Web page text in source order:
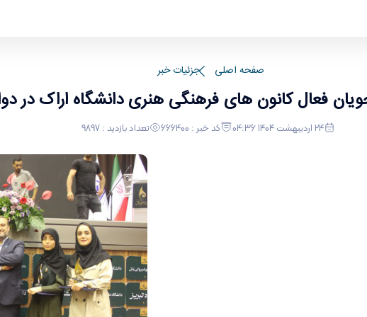
صفحه اصلی جزئیات خبر
فعال کانون های فرهنگی هنری دانشگاه اراک در
24 اردیبهشت 1404 04:36 کد خبر : 666400 تعداد بازدید : 9897